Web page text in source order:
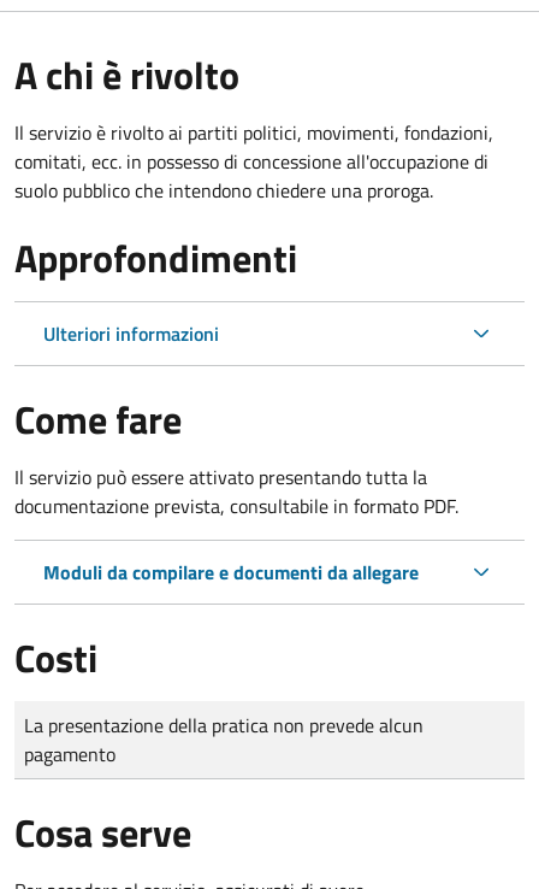
A chi è rivolto
Il servizio è rivolto ai partiti politici, movimenti, fondazioni,
comitati, ecc. in possesso di concessione all'occupazione di
suolo pubblico che intendono chiedere una proroga.
Approfondimenti
Ulteriori informazioni
Come fare
Il servizio può essere attivato presentando tutta la
documentazione prevista, consultabile in formato PDF.
Moduli da compilare e documenti da allegare
Costi
Tipo di pagamento
Importo
La presentazione della pratica non prevede alcun
pagamento
Cosa serve